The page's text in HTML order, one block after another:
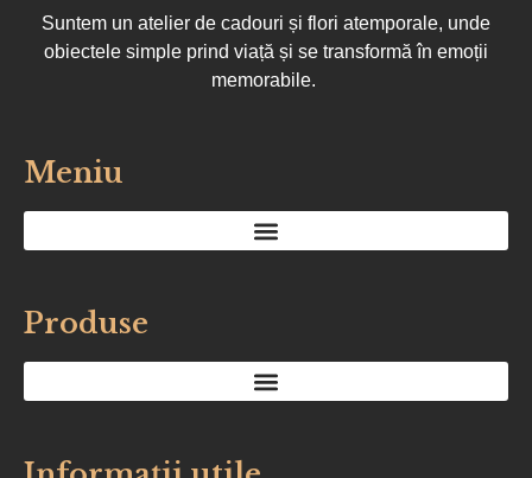
Suntem un atelier de cadouri și flori atemporale, unde
obiectele simple prind viață și se transformă în emoții
memorabile.
Meniu
Produse